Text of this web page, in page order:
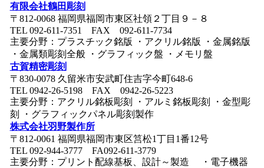
有限会社鶴田彫刻
〒812-0068 福岡県福岡市東区社領２丁目９－８
TEL 092-611-7351 FAX 092-611-7734
主要分野：プラスチック銘版 ・アクリル銘版 ・金属銘版
・金属類彫刻全般 ・グラフィック盤 ・メモリ盤
古賀精密彫刻
〒830-0078 久留米市安武町住吉字今町648-6
TEL 0942-26-5198 FAX 0942-26-5223
主要分野：アクリル銘板彫刻 ・アルミ銘板彫刻 ・金型彫
刻 ・グラフィックパネル彫刻製作
株式会社羽野製作所
〒812-0061 福岡県福岡市東区筥松1丁目1番12号
TEL 092-944-3777 FA092-611-3779
主要分野：プリント配線基板、設計～製造 ・電子機器